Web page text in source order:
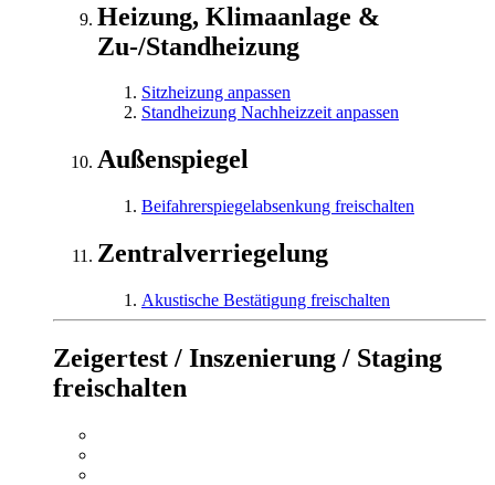
Heizung, Klimaanlage &
Zu-/Standheizung
Sitzheizung anpassen
Standheizung Nachheizzeit anpassen
Außenspiegel
Beifahrerspiegelabsenkung freischalten
Zentralverriegelung
Akustische Bestätigung freischalten
Zeigertest / Inszenierung / Staging
freischalten